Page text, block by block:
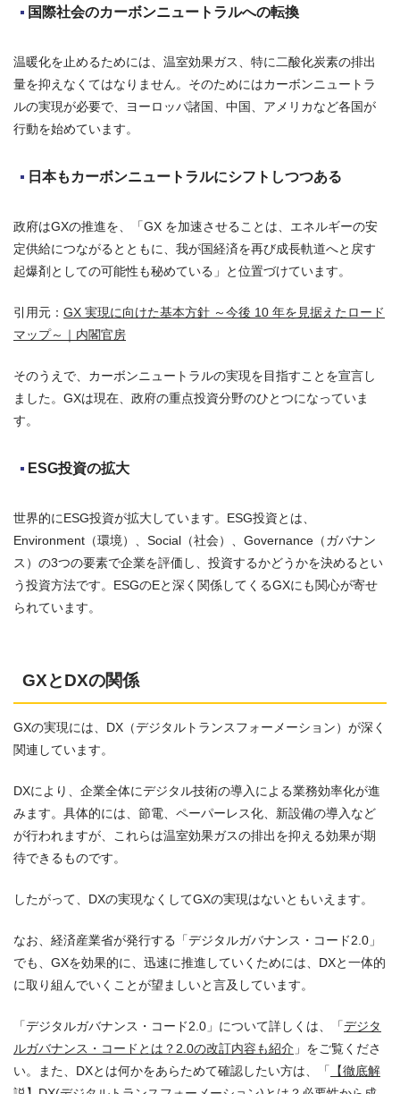
国際社会のカーボンニュートラルへの転換
温暖化を止めるためには、温室効果ガス、特に二酸化炭素の排出
量を抑えなくてはなりません。そのためにはカーボンニュートラ
ルの実現が必要で、ヨーロッパ諸国、中国、アメリカなど各国が
行動を始めています。
日本もカーボンニュートラルにシフトしつつある
政府はGXの推進を、「GX を加速させることは、エネルギーの安
定供給につながるとともに、我が国経済を再び成長軌道へと戻す
起爆剤としての可能性も秘めている」と位置づけています。
引用元： GX 実現に向けた基本方針 ～今後 10 年を見据えたロード
マップ～｜内閣官房
そのうえで、カーボンニュートラルの実現を目指すことを宣言し
ました。GXは現在、政府の重点投資分野のひとつになっていま
す。
ESG投資の拡大
世界的にESG投資が拡大しています。ESG投資とは、
Environment（環境）、Social（社会）、Governance（ガバナン
ス）の3つの要素で企業を評価し、投資するかどうかを決めるとい
う投資方法です。ESGのEと深く関係してくるGXにも関心が寄せ
られています。
GXとDXの関係
GXの実現には、DX（デジタルトランスフォーメーション）が深く
関連しています。
DXにより、企業全体にデジタル技術の導入による業務効率化が進
みます。具体的には、節電、ペーパーレス化、新設備の導入など
が行われますが、これらは温室効果ガスの排出を抑える効果が期
待できるものです。
したがって、DXの実現なくしてGXの実現はないともいえます。
なお、経済産業省が発行する「デジタルガバナンス・コード2.0」
でも、GXを効果的に、迅速に推進していくためには、DXと一体的
に取り組んでいくことが望ましいと言及しています。
「デジタルガバナンス・コード2.0」について詳しくは、「デジタ
ルガバナンス・コードとは？2.0の改訂内容も紹介 」をご覧くださ
い。また、DXとは何かをあらためて確認したい方は、「
【徹底解